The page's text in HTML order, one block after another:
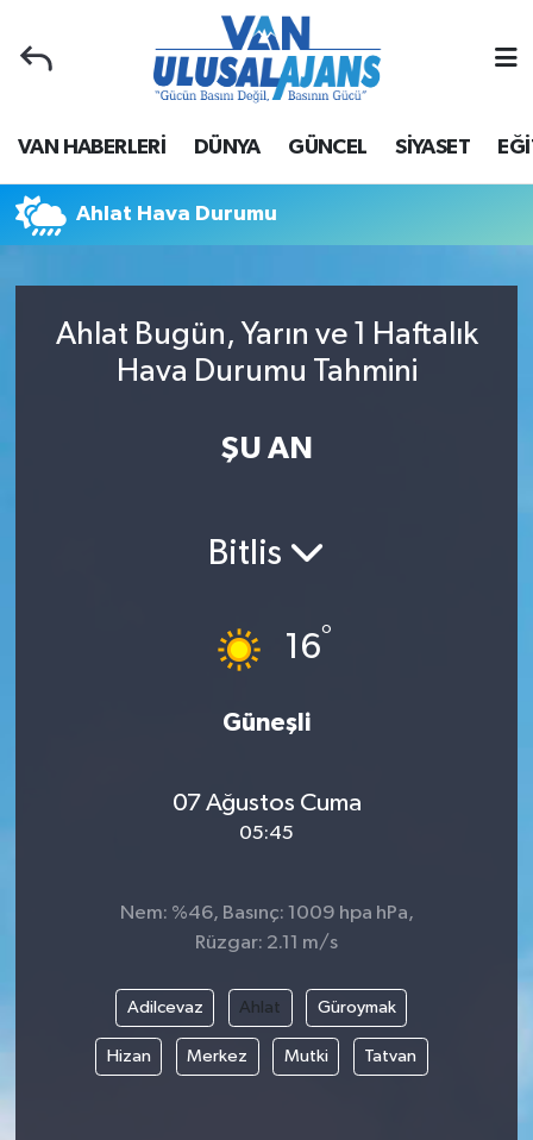
VAN HABERLERİ DÜNYA GÜNCEL SİYASET
Ahlat Hava Durumu
Ahlat Bugün, Yarın ve 1 Haftalık
Hava Durumu Tahmini
ŞU AN
Bitlis
16°
Güneşli
07 Ağustos Cuma
05:45
Nem: %46, Basınç: 1009 hpa hPa,
Rüzgar: 2.11 m/s
Adilcevaz Ahlat Güroymak
Hizan Merkez Mutki Tatvan
Van Nöbetçi Eczaneler
Van Hava Durumu
Van Namaz Vakitleri
Süper Lig Puan Durumu ve Fikstür
Son Dakika Haberleri